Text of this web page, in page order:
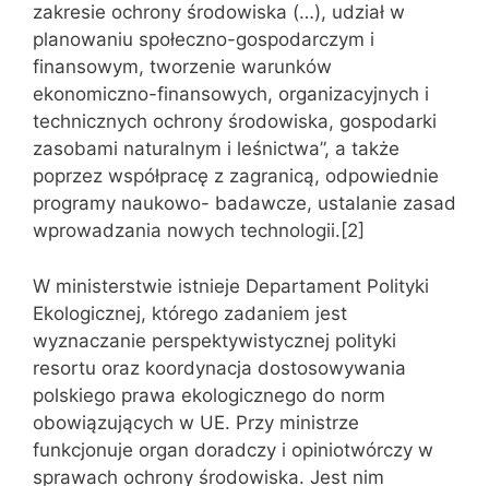
zakresie ochrony środowiska (…), udział w
planowaniu społeczno-gospodarczym i
finansowym, tworzenie warunków
ekonomiczno-finansowych, organizacyjnych i
technicznych ochrony środowiska, gospodarki
zasobami naturalnym i leśnictwa”, a także
poprzez współpracę z zagranicą, odpowiednie
programy naukowo- badawcze, ustalanie zasad
wprowadzania nowych technologii.[2]
W ministerstwie istnieje Departament Polityki
Ekologicznej, którego zadaniem jest
wyznaczanie perspektywistycznej polityki
resortu oraz koordynacja dostosowywania
polskiego prawa ekologicznego do norm
obowiązujących w UE. Przy ministrze
funkcjonuje organ doradczy i opiniotwórczy w
sprawach ochrony środowiska. Jest nim